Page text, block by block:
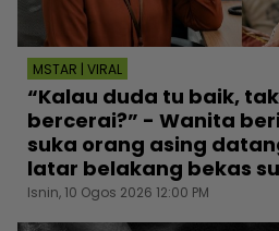
MSTAR | VIRAL
“Kalau duda tu baik,
bercerai?” - Wanita
suka orang asing
latar belakang bekas
Isnin, 10 Ogos 2026 12:00 PM